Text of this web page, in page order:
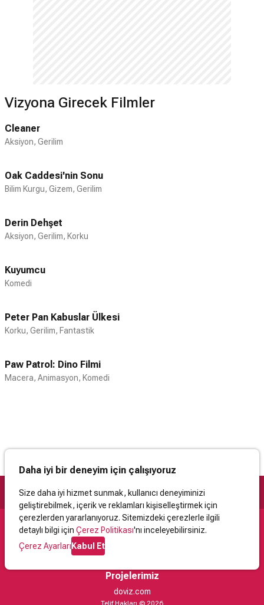
Vizyona Girecek Filmler
Cleaner
Aksiyon, Gerilim
Oak Caddesi'nin Sonu
Bilim Kurgu, Gizem, Gerilim
Derin Dehşet
Aksiyon, Gerilim, Korku
Kuyumcu
Komedi
Peter Pan Kabuslar Ülkesi
Korku, Gerilim, Fantastik
Paw Patrol: Dino Filmi
Macera, Animasyon, Komedi
Daha iyi bir deneyim için çalışıyoruz
Size daha iyi hizmet sunmak, kullanıcı deneyiminizi
geliştirebilmek, içerik ve reklamları kişiselleştirmek için
çerezlerden yararlanıyoruz. Sitemizdeki çerezlerle ilgili
detaylı bilgi için Çerez Politikası'nı inceleyebilirsiniz.
Çerez AyarlarıKabul Et
Destek
İletişimYardımKullanıcı Sözleşmesi
Projelerimiz
doviz.com
Telif Hakları © 2026